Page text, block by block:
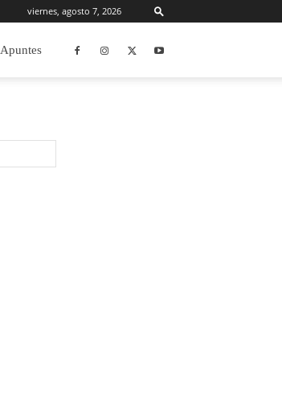
viernes, agosto 7, 2026
Apuntes